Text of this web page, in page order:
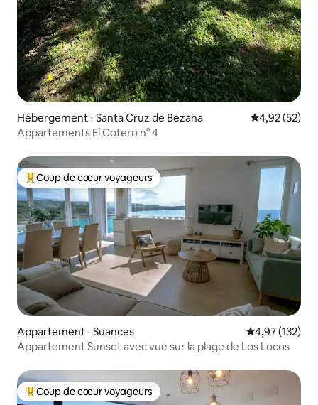
Hébergement ⋅ Santa Cruz de Bezana Évaluation
4,92 (52)
Appartements El Cotero n° 4
Coups de cœur voyageurs les plus appréciés
Coup de cœur voyageurs
Appartement ⋅ Suances Évaluation
4,97 (132)
Appartement Sunset avec vue sur la plage de Los Locos
Coups de cœur voyageurs les plus appréciés
Coup de cœur voyageurs